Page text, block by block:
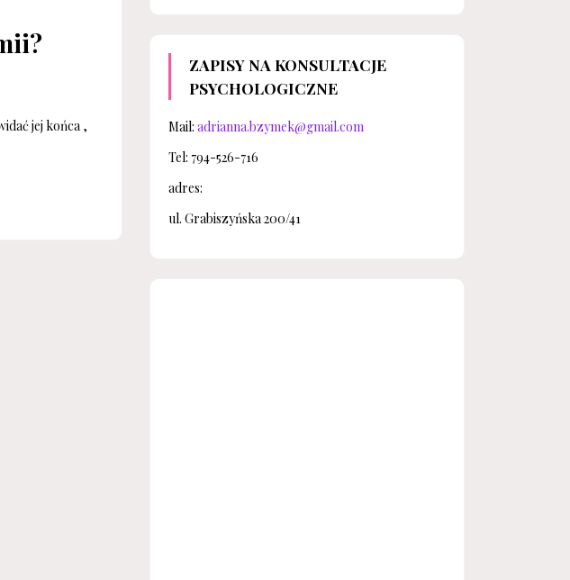
jej końca ,
ZAPISY NA KONSULTACJE
PSYCHOLOGICZNE
Mail: adrianna.bzymek@gmail.com
Tel: 794-526-716
adres:
ul. Grabiszyńska 200/41